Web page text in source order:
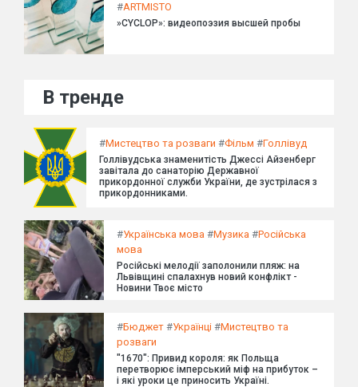
#ARTMISTO
»CYCLOP»: видеопоэзия высшей пробы
В тренде
#Мистецтво та розваги #Фільм #Голлівуд
Голлівудська знаменитість Джессі Айзенберг
завітала до санаторію Державної
прикордонної служби України, де зустрілася з
прикордонниками.
#Українська мова #Музика #Російська
мова
Російські мелодії заполонили пляж: на
Львівщині спалахнув новий конфлікт -
Новини Твоє місто
#Бюджет #Українці #Мистецтво та
розваги
"1670": Привид короля: як Польща
перетворює імперський міф на прибуток –
і які уроки це приносить Україні.